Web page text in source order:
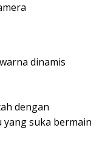
dinamis
dengan
suka bermain